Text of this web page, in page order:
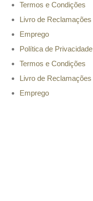
Termos e Condições
Livro de Reclamações
Emprego
Política de Privacidade
Termos e Condições
Livro de Reclamações
Emprego